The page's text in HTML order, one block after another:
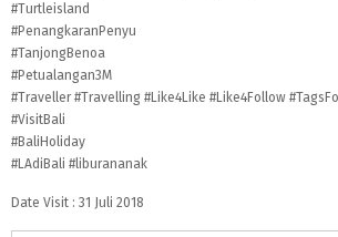
#Turtleisland
#PenangkaranPenyu
#TanjongBenoa
#Petualangan3M
#Traveller #Travelling #Like4Like #Like4Follow
#VisitBali
#BaliHoliday
#LAdiBali #liburananak
Date Visit : 31 Juli 2018